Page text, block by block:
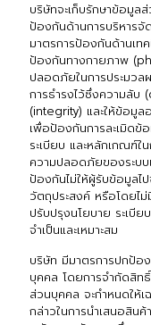
บริษัทจะเก็บรักษาข้อมูล
ป้องกันด้านการบริหาร
มาตรการป้องกันด้านเ
ป้องกันทางกายภาพ
ปลอดภัยในการประมวล
การธำรงไว้ซึ่งความลั
(integrity) และให้ข้อมู
เพื่อป้องกันการละเมิด
ระเบียบ และหลักเกณฑ์
ความปลอดภัยของระบบ
ป้องกันไม่ให้ผู้รับข้อมูลไ
วัตถุประสงค์ หรือโดยไ
ปรับปรุงนโยบาย ระเบี
จำเป็นและเหมาะสม
บริษัท มีมาตรการปกป้อ
บุคคล โดยการจำกัดสิท
ส่วนบุคคล จะกำหนดให้
กล่าวในการนำเสนอสิน